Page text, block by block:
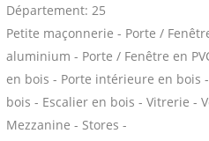
Département: 25
Petite maçonnerie - Porte /
aluminium - Porte / Fenêtre en
en bois - Porte intérieure en bois
bois - Escalier en bois - Vitrerie -
Mezzanine - Stores -